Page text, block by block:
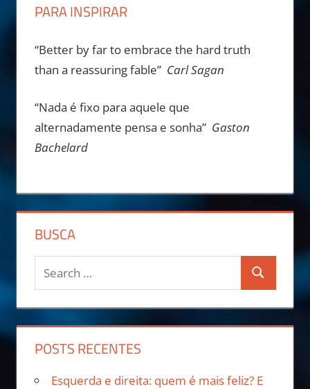
PARA INSPIRAR
“Better by far to embrace the hard truth
than a reassuring fable” Carl Sagan
“Nada é fixo para aquele que
alternadamente pensa e sonha” Gaston
Bachelard
BUSCA
POSTS RECENTES
Esquerda e direita: quem é mais feliz? E